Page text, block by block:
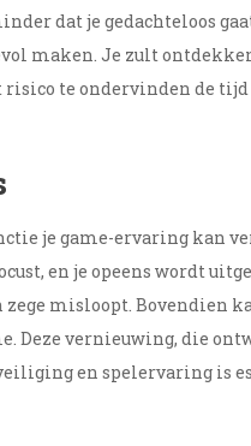
dat je gedachteloos
maken. Je zult
te ondervinden de
je game-ervaring kan
en je opeens wordt
misloopt. Bovendien
Deze vernieuwing, die
en spelervaring is